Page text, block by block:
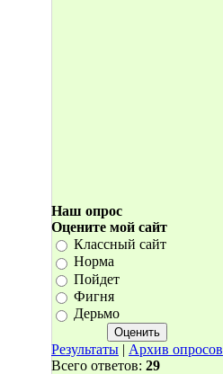
Наш опрос
Оцените мой сайт
Классный сайт
Норма
Пойдет
Фигня
Дерьмо
Результаты | Архив опросов
Всего ответов: 29